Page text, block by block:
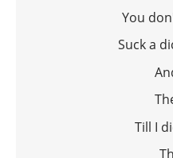
You
Suck a
Till I